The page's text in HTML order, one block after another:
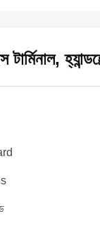
টার্মিনাল,